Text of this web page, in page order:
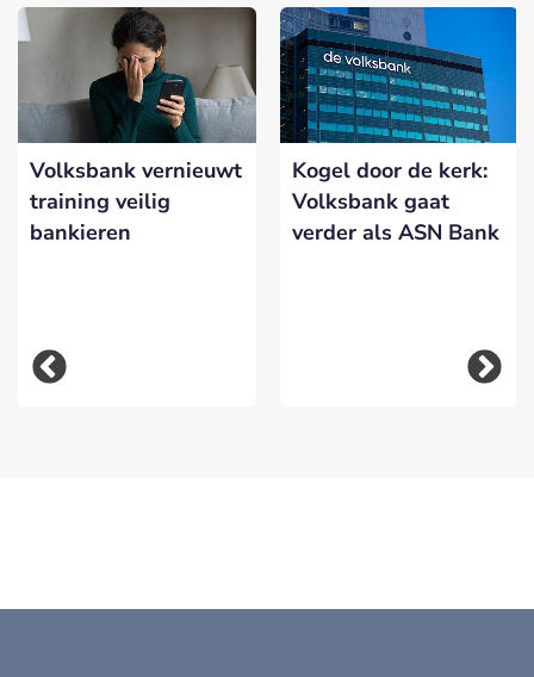
Volksbank vernieuwt
training veilig
bankieren
Kogel door de kerk:
Volksbank gaat
verder als ASN Bank